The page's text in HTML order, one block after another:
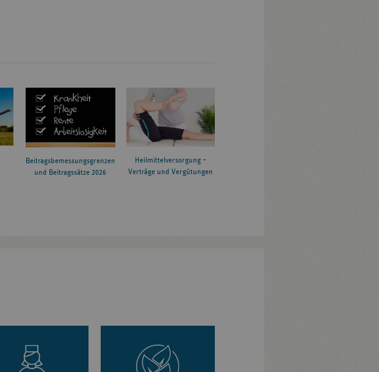
Beitragsbemessungsgrenzen
und Beitragssätze 2026
Heilmittelversorgung –
Verträge und Vergütungen